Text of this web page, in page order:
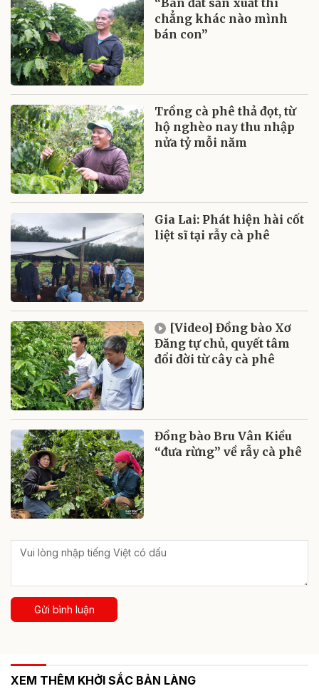
“Bán đất sản xuất thì
chẳng khác nào mình
bán con”
Trồng cà phê thả đọt, từ
hộ nghèo nay thu nhập
nửa tỷ mỗi năm
Gia Lai: Phát hiện hài cốt
liệt sĩ tại rẫy cà phê
[Video] Đồng bào Xơ
Đăng tự chủ, quyết tâm
đổi đời từ cây cà phê
Đồng bào Bru Vân Kiều
“đưa rừng” về rẫy cà phê
Gửi bình luận
XEM THÊM KHỞI SẮC BẢN LÀNG